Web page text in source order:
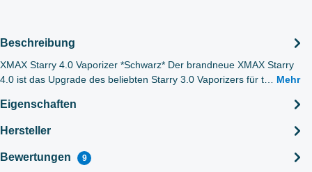
Beschreibung
XMAX Starry 4.0 Vaporizer *Schwarz* Der brandneue XMAX Starry
4.0 ist das Upgrade des beliebten Starry 3.0 Vaporizers für t… Mehr
Eigenschaften
Hersteller
Bewertungen 9